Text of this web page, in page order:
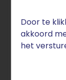
Door te
akkoord
het
per jaar
blijvend